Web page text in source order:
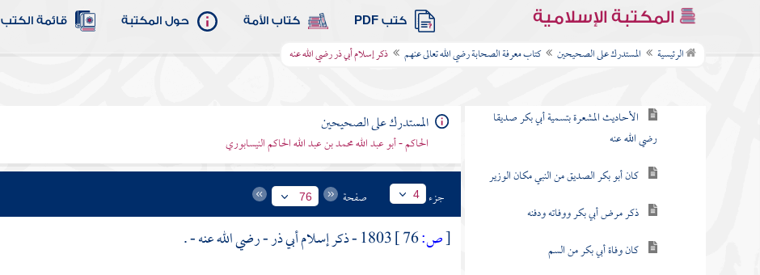
المكتبة الإسلامية كتب PDF كتاب الأمة حول المكتبة قائمة الكتب
الرئيسية المستدرك على الصحيحين كتاب معرفة الصحابة رضي الله تعالى عنهم ذكر إسلام أبي ذر رضي الله عنه
كتاب المغازي والسرايا
كتاب معرفة الصحابة رضي الله تعالى عنهم
الأحاديث المشعرة بتسمية أبي بكر صديقا
رضي الله عنه
كان أبو بكر الصديق من النبي مكان الوزير
ذكر مرض أبي بكر ووفاته ودفنه
كان وفاة أبي بكر من السم
المستدرك على الصحيحين
الحاكم - أبو عبد الله محمد بن عبد الله الحاكم النيسابوري
جزء 4 صفحة 76
[ص: 1803 - ذكر إسلام أبي ذر- رضي الله عنه - .